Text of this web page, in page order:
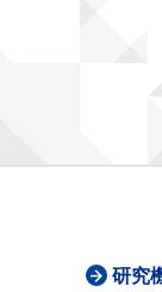
研究